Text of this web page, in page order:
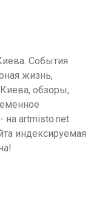
События
жизнь,
обзоры,
на artmisto.net.
индексируемая